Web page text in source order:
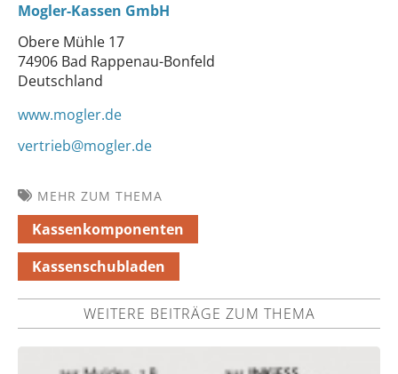
Mogler-Kassen GmbH
Obere Mühle 17
74906 Bad Rappenau-Bonfeld
Deutschland
www.mogler.de
vertrieb@mogler.de
MEHR ZUM THEMA
Kassenkomponenten
Kassenschubladen
WEITERE BEITRÄGE ZUM THEMA